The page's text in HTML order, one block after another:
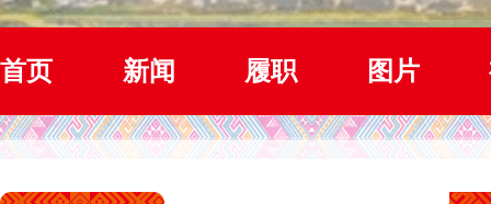
首页 新闻 履职 图片